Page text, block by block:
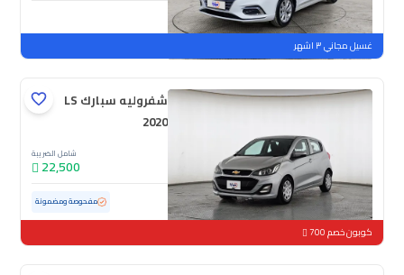
جديدة
غسيل مجاني ٣ اشهر
شفروليه سبارك LS
2020
شامل الضريبة
22,500
مستعملة 152,867 كم مفحوصة ومضمونة
كوبون خصم 700